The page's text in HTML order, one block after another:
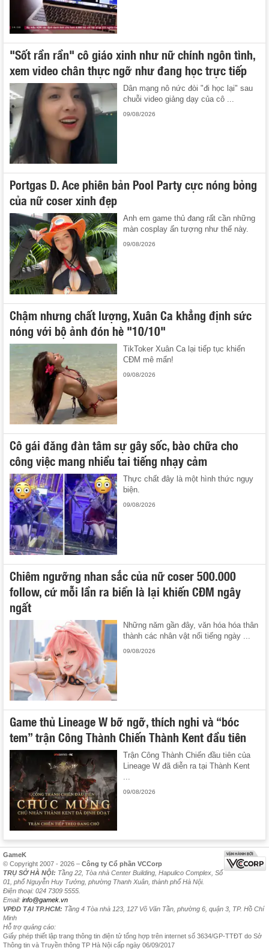
"Sốt rần rần" cô giáo xinh như nữ chính ngôn tình,
xem video chân thực ngỡ như đang học trực tiếp
Dân mạng nô nức đòi "đi học lại" sau
chuỗi video giảng dạy của cô ...
09/08/2026
Portgas D. Ace phiên bản Pool Party cực nóng bỏng
của nữ coser xinh đẹp
Anh em game thủ đang rất cần những
màn cosplay ấn tượng như thế này.
09/08/2026
Chậm nhưng chất lượng, Xuân Ca khẳng định sức
nóng với bộ ảnh đón hè "10/10"
TikToker Xuân Ca lại tiếp tục khiến
CĐM mê mẩn!
09/08/2026
Cô gái đăng đàn tâm sự gây sốc, bào chữa cho
công việc mang nhiều tai tiếng nhạy cảm
Thực chất đây là một hình thức ngụy
biện.
09/08/2026
Chiêm ngưỡng nhan sắc của nữ coser 500.000
follow, cứ mỗi lần ra biển là lại khiến CĐM ngây
ngất
Những năm gần đây, văn hóa hóa thân
thành các nhân vật nổi tiếng ngày ...
09/08/2026
Game thủ Lineage W bỡ ngỡ, thích nghi và “bóc
tem” trận Công Thành Chiến Thành Kent đầu tiên
Trận Công Thành Chiến đầu tiên của
Lineage W đã diễn ra tại Thành Kent
...
09/08/2026
GameK
© Copyright 2007 - 2026 – Công ty Cổ phần VCCorp
TRỤ SỞ HÀ NỘI: Tầng 22, Tòa nhà Center Building, Hapulico Complex, Số
01, phố Nguyễn Huy Tưởng, phường Thanh Xuân, thành phố Hà Nội.
Điện thoại: 024 7309 5555.
Email: info@gamek.vn
VPĐD TẠI TP.HCM: Tầng 4 Tòa nhà 123, 127 Võ Văn Tần, phường 6, quận 3, TP. Hồ Chí
Minh
Hỗ trợ quảng cáo:
Giấy phép thiết lập trang thông tin điện tử tổng hợp trên internet số 3634/GP-TTĐT do Sở
Thông tin và Truyền thông TP Hà Nội cấp ngày 06/09/2017